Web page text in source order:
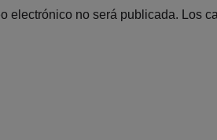
electrónico no será publicada. Los